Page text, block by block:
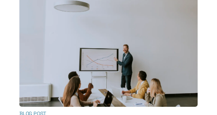
BLOG POST